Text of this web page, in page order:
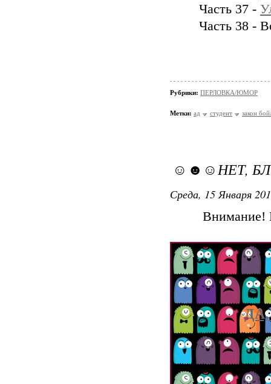
Часть 37 -
Часть 38 -
Рубрики: ПЕРЛОВКА/ЮМОР
Метки: ад студент закон
☺☻☺НЕТ,
Среда, 15 Января
Внимание!